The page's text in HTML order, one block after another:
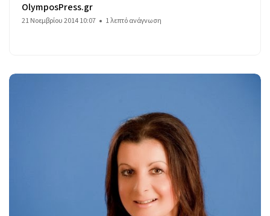
OlymposPress.gr
21 Νοεμβρίου 2014 10:07 1 λεπτό ανάγνωση